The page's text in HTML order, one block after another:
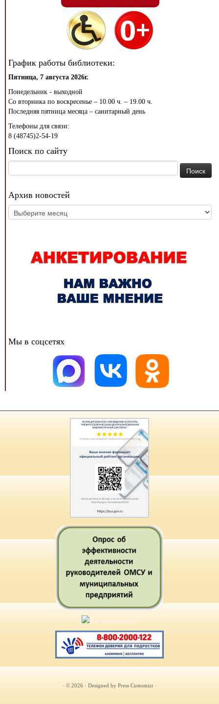
График работы библиотеки:
Пятница, 7 августа 2026г.
Понедельник - выходной
Со вторника по воскресенье – 10.00 ч. – 19.00 ч.
Последняя пятница месяца – санитарный день
Телефоны для связи:
8 (48745)2-54-19
Поиск по сайту
Архив новостей
Архив
новостей
Мы в соцсетях
· © 2026 · Designed by Press Customizr·